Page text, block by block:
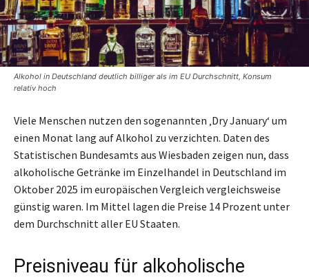
Alkohol in Deutschland deutlich billiger als im EU Durchschnitt, Konsum
relativ hoch
Viele Menschen nutzen den sogenannten ‚Dry January‘ um
einen Monat lang auf Alkohol zu verzichten. Daten des
Statistischen Bundesamts aus Wiesbaden zeigen nun, dass
alkoholische Getränke im Einzelhandel in Deutschland im
Oktober 2025 im europäischen Vergleich vergleichsweise
günstig waren. Im Mittel lagen die Preise 14 Prozent unter
dem Durchschnitt aller EU Staaten.
Preisniveau für alkoholische